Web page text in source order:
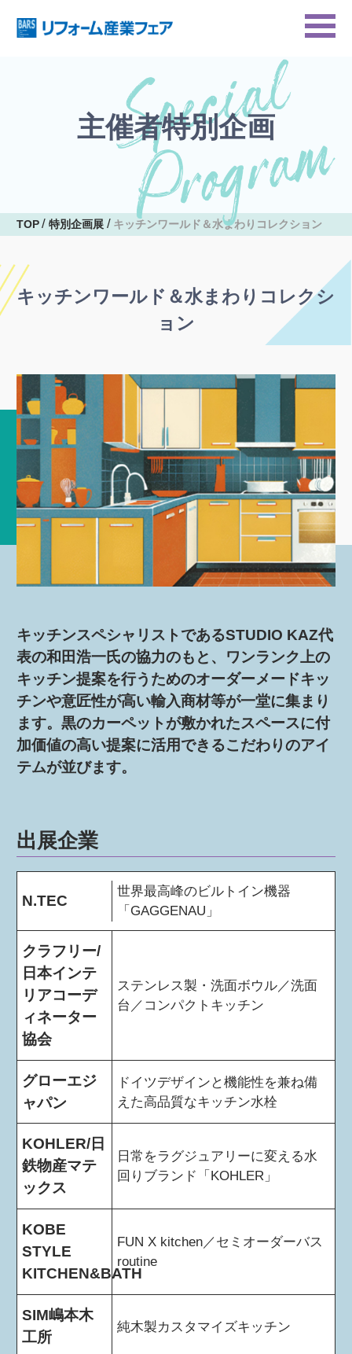
主催者特別企画
TOP 特別企画展 キッチンワールド＆水まわりコレクション
キッチンワールド＆水まわりコレクシ
ョン
キッチンスペシャリストであるSTUDIO KAZ代
表の和田浩一氏の協力のもと、ワンランク上の
キッチン提案を行うためのオーダーメードキッ
チンや意匠性が高い輸入商材等が一堂に集まり
ます。黒のカーペットが敷かれたスペースに付
加価値の高い提案に活用できるこだわりのアイ
テムが並びます。
出展企業
N.TEC
世界最高峰のビルトイン機器
「GAGGENAU」
クラフリー/
日本インテ
リアコーデ
ィネーター
協会
ステンレス製・洗面ボウル／洗面
台／コンパクトキッチン
グローエジ
ャパン
ドイツデザインと機能性を兼ね備
えた高品質なキッチン水栓
KOHLER/日
鉄物産マテ
ックス
日常をラグジュアリーに変える水
回りブランド「KOHLER」
KOBE
STYLE
KITCHEN&BATH
FUN X kitchen／セミオーダーバス
routine
SIM嶋本木
工所
純木製カスタマイズキッチン